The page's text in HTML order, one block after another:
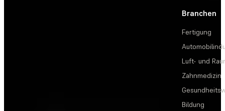
Branchen
Fertigung
Luft- und
Zahnmedizin
Bildung